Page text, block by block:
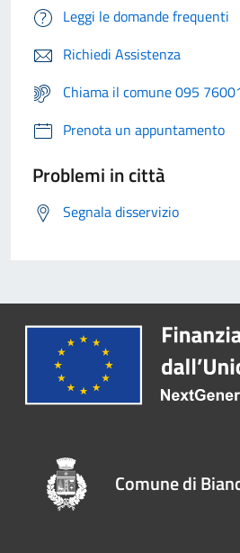
Leggi le domande frequenti
Richiedi Assistenza
Chiama il comune 095
Prenota un appuntamento
Problemi in città
Segnala disservizio
Comune di